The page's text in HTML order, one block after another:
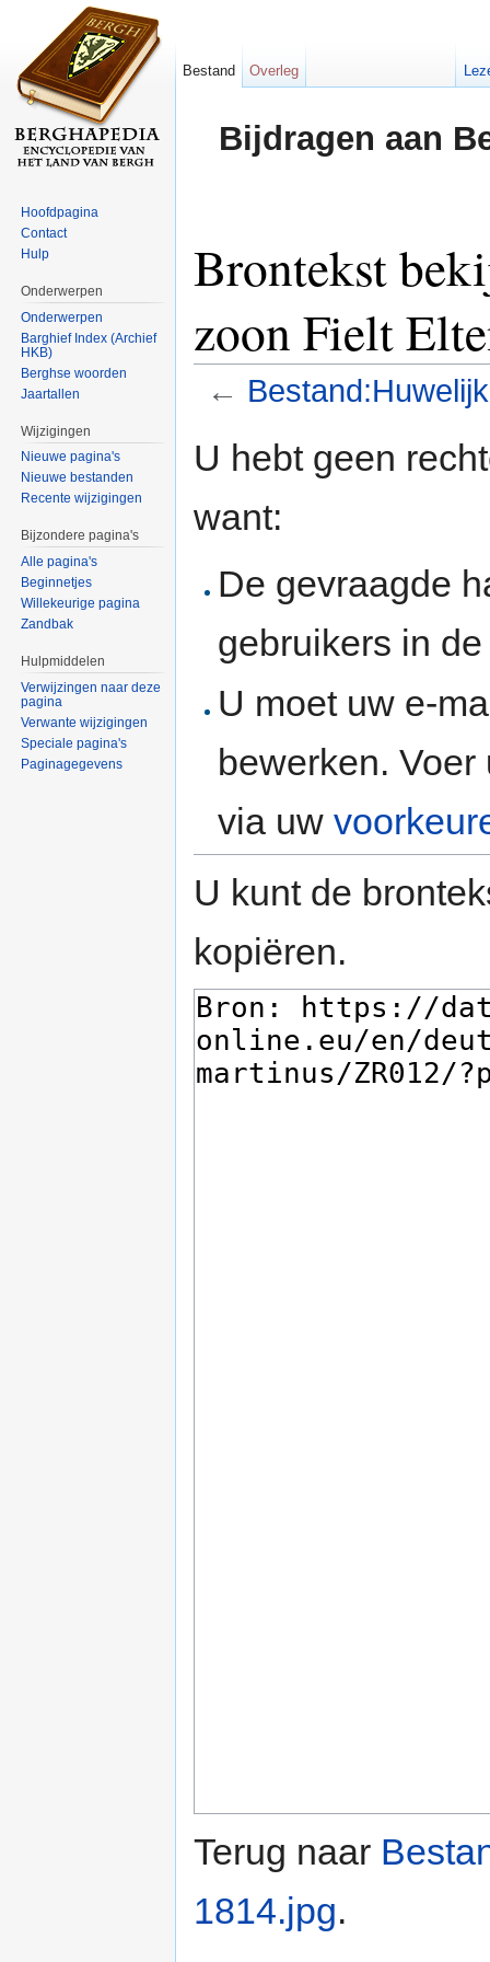
Bijdragen aan
Brontekst
zoon Fielt
←
U hebt geen
want:
De gevraagde
gebruikers in
U moet uw e-
bewerken.
via uw
U kunt de
kopiëren.
Terug naar
1814.jpg.
Bestand Overleg
Hoofdpagina
Contact
Hulp
Onderwerpen
Onderwerpen
Barghief Index (Archief
HKB)
Berghse woorden
Jaartallen
Wijzigingen
Nieuwe pagina's
Nieuwe bestanden
Recente wijzigingen
Bijzondere pagina's
Alle pagina's
Beginnetjes
Willekeurige pagina
Zandbak
Hulpmiddelen
Verwijzingen naar deze
pagina
Verwante wijzigingen
Speciale pagina's
Paginagegevens